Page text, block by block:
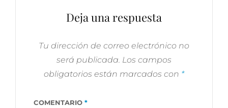
Deja una respuesta
Tu dirección de correo electrónico no
será publicada. Los campos
obligatorios están marcados con *
COMENTARIO *